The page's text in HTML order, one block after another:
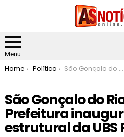
Menu
You are here:
Home Política São Gonçalo do Rio Abaixo Prefeitura inaugura reforma estrutural da UBS Ponte Coronel II
São Gonçalo do
Prefeitura
estrutural da UBS